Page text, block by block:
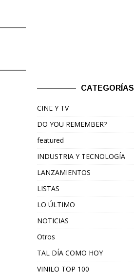
CATEGORÍAS
CINE Y TV
DO YOU REMEMBER?
featured
INDUSTRIA Y TECNOLOGÍA
LANZAMIENTOS
LISTAS
LO ÚLTIMO
NOTICIAS
Otros
TAL DÍA COMO HOY
VINILO TOP 100